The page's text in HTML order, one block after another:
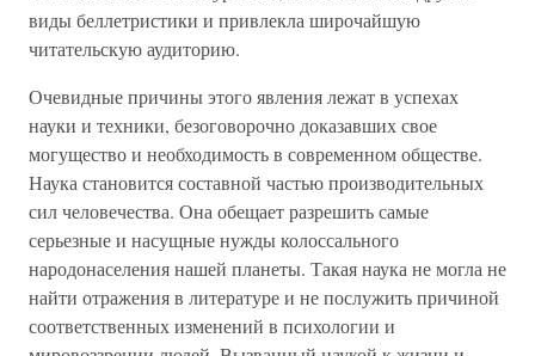
виды беллетристики и привлекла широчайшую
читательскую аудиторию.
Очевидные причины этого явления лежат в успехах
науки и техники, безоговорочно доказавших свое
могущество и необходимость в современном обществе.
Наука становится составной частью производительных
сил человечества. Она обещает разрешить самые
серьезные и насущные нужды колоссального
народонаселения нашей планеты. Такая наука не могла не
найти отражения в литературе и не послужить причиной
соответственных изменений в психологии и